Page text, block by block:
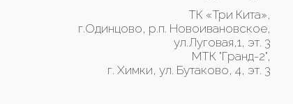
ТК «Три Кита»,
г.Одинцово, р.п. Новоивановское,
ул.Луговая,1, эт. 3
МТК "Гранд-2",
г. Химки, ул. Бутаково, 4, эт. 3